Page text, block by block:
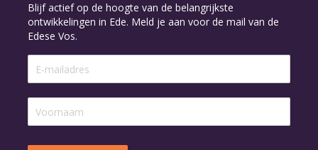
Blijf actief op de hoogte van de belangrijkste
ontwikkelingen in Ede. Meld je aan voor de mail van de
Edese Vos.